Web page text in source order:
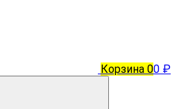
Корзина 00 ₽